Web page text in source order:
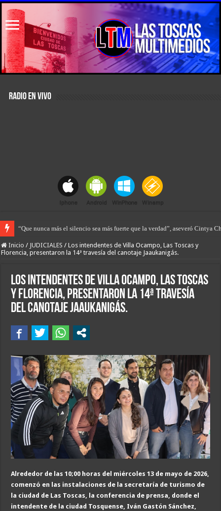
RADIO EN VIVO
“El trabajo que tenemos por delante es diversificar la economía argentina”.
Inicio / JUDICIALES / Los intendentes de Villa Ocampo, Las Toscas y
Florencia, presentaron la 14ª travesía del canotaje Jaaukanigás.
Los intendentes de Villa Ocampo, Las Toscas
y Florencia, presentaron la 14ª travesía
del canotaje Jaaukanigás.
Alrededor de las 10;00 horas del miércoles 13 de mayo de 2026,
comenzó en las instalaciones de la secretaría de turismo de
la ciudad de Las Toscas, la conferencia de prensa, donde el
intendente de la ciudad Tosquense, Iván Gastón Sánchez,